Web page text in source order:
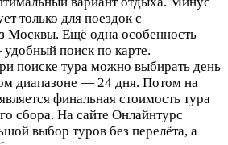
только для поездок с
Москвы. Ещё одна особенность
поиск по карте.
поиске тура можно выбирать день
диапазоне — 24 дня. Потом на
финальная стоимость тура
сбора. На сайте Онлайнтурс
выбор туров без перелёта, а